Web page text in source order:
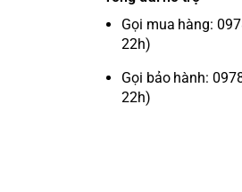
Gọi mua hàng:
22h)
Gọi bảo hành:
22h)